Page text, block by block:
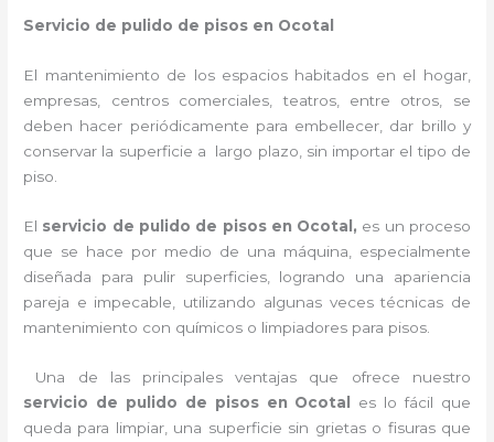
Servicio de pulido de pisos en Ocotal
El mantenimiento de los espacios habitados en el hogar,
empresas, centros comerciales, teatros, entre otros, se
deben hacer periódicamente para embellecer, dar brillo y
conservar la superficie a largo plazo, sin importar el tipo de
piso.
El servicio de pulido de pisos en Ocotal, es un proceso
que se hace por medio de una máquina, especialmente
diseñada para pulir superficies, logrando una apariencia
pareja e impecable, utilizando algunas veces técnicas de
mantenimiento con químicos o limpiadores para pisos.
Una de las principales ventajas que ofrece nuestro
servicio de pulido de pisos en Ocotal es lo fácil que
queda para limpiar, una superficie sin grietas o fisuras que